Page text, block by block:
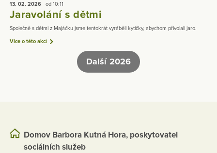
13. 02. 2026 od 10:11
Jaravolání s dětmi
Společně s dětmi z Majáčku jsme tentokrát vyráběli kytičky, abychom přivolali jaro.
Více o této akci
Další 2026
Domov Barbora Kutná Hora, poskytovatel
sociálních služeb